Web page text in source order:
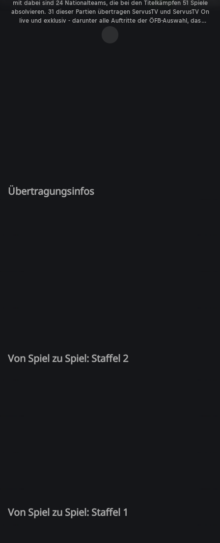
mit dabei sind 24 Nationalteams, die bei den Titelkämpfen 51 Spiele
absolvieren. 31 dieser Partien übertragen ServusTV und ServusTV On
live und exklusiv - darunter alle Auftritte der ÖFB-Auswahl, das
Eröffnungsspiel, beide Halbfinal-Duelle sowie das große Finale.
Außerdem: Die Highlights aller Spiele!
Übertragungsinfos
Von Spiel zu Spiel: Staffel 2
Von Spiel zu Spiel: Staffel 1